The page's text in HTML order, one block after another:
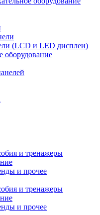
(LCD и LED дисплеи)
оборудование
и тренажеры
и прочее
и тренажеры
и прочее